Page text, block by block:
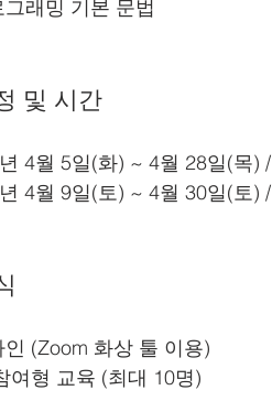
래밍 기본 문법
및 시간
4월 5일(화) ~ 4월 28일(목)
4월 9일(토) ~ 4월 30일(토)
(Zoom 화상 툴 이용)
여형 교육 (최대 10명)